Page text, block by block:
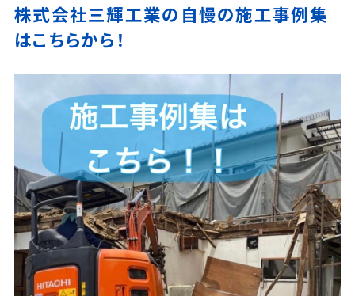
株式会社三輝工業の自慢の施工事例集
はこちらから！